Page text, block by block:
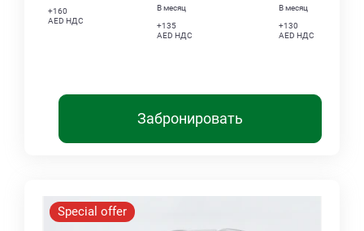
+160
AED НДС
В месяц
+135
AED НДС
В месяц
+130
AED НДС
Забронировать
Special offer